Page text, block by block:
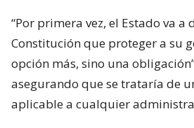
“Por primera vez, el Estado va a
Constitución que proteger a su
opción más, sino una
asegurando que se trataría de
aplicable a cualquier